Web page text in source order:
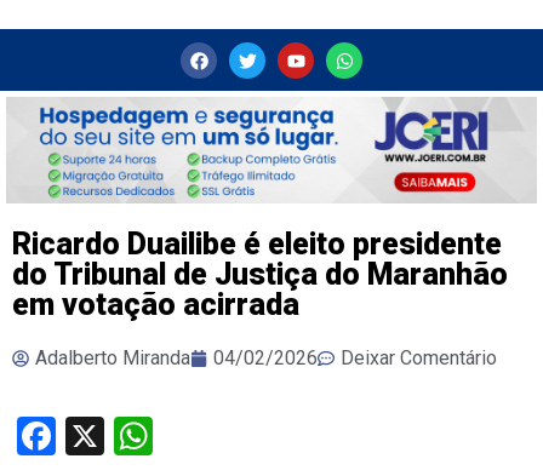
Ricardo Duailibe é eleito presidente
do Tribunal de Justiça do Maranhão
em votação acirrada
Adalberto Miranda 04/02/2026 Deixar Comentário
Facebook
X